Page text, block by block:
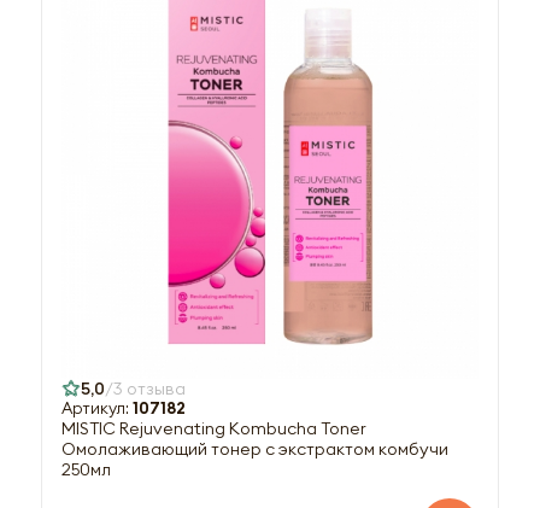
5,0 3 отзыва
Артикул: 107182
MISTIC Rejuvenating Kombucha Toner
Омолаживающий тонер с экстрактом комбучи
250мл